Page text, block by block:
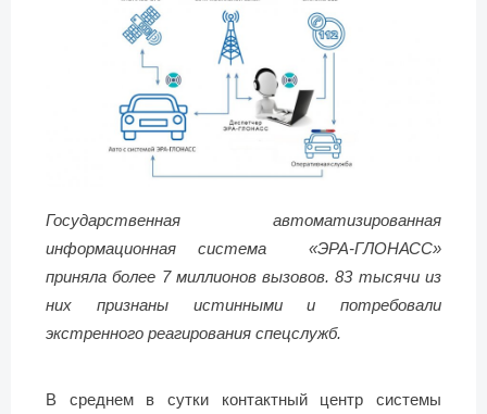
Государственная автоматизированная
информационная система «ЭРА-ГЛОНАСС»
приняла более 7 миллионов вызовов. 83 тысячи из
них признаны истинными и потребовали
экстренного реагирования спецслужб.
В среднем в сутки контактный центр системы